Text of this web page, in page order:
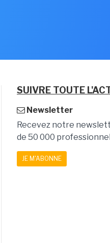
SUIVRE TOUTE
Newsletter
Recevez notre
de 50 000
JE M'ABONNE